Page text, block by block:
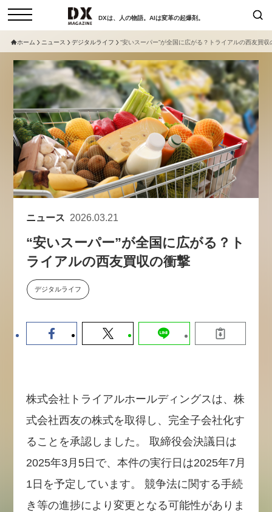
DXは、人の物語。AIは変革の起爆剤。
コラム インタビュー
セミナー ニュース
サービスメニュー 日本オムニチャネル協会
トップページ
特集
動画
サイトマップ
お問い合わせ
個人情報保護法について
採用情報
検索
現在開催予定のセミナー
セミナー
非公開: 【8/6開催】AIエージェン
ト時代、日本企業は何から始める
新潮流から学ぶ〜
セミナー
【8/12開催】「イノベーションを
～
2026-06-10
ホーム ニュース デジタルライフ “安いスーパー”が全国に広がる？トライアルの西友買収
ニュース 2026.03.21
“安いスーパー”が全国に広がる？ト
ライアルの西友買収の衝撃
デジタルライフ
株式会社トライアルホールディングスは、株
式会社西友の株式を取得し、完全子会社化す
ることを承認しました。 取締役会決議日は
2025年3月5日で、本件の実行日は2025年7月
1日を予定しています。 競争法に関する手続
き等の進捗により変更となる可能性がありま